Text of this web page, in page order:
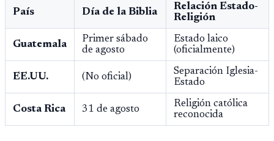
País Día de la Biblia
Relación Estado-
Religión
Guatemala
Primer sábado
de agosto
Estado laico
(oficialmente)
EE.UU. (No oficial)
Separación Iglesia-
Estado
Costa Rica 31 de agosto
Religión católica
reconocida